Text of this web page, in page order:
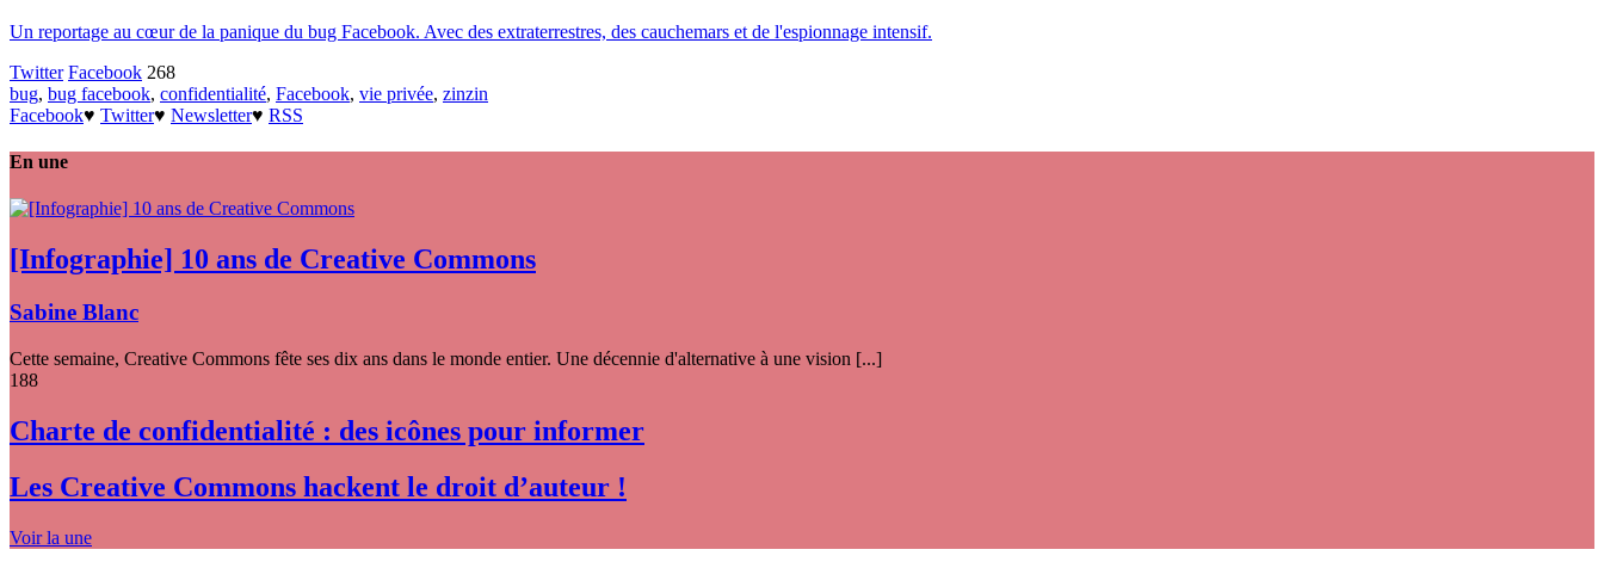
Un reportage au cœur de la panique du bug Facebook. Avec des extraterrestres, des cauchemars et de l'espionnage intensif.
Twitter Facebook 268
bug, bug facebook, confidentialité, Facebook, vie privée, zinzin
Facebook♥ Twitter♥ Newsletter♥ RSS
En une
[Infographie] 10 ans de Creative Commons
Sabine Blanc
Cette semaine, Creative Commons fête ses dix ans dans le monde entier. Une décennie d'alternative à une vision [...]
188
Charte de confidentialité : des icônes pour informer
Les Creative Commons hackent le droit d’auteur !
Voir la une